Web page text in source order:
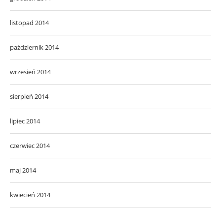
listopad 2014
październik 2014
wrzesień 2014
sierpień 2014
lipiec 2014
czerwiec 2014
maj 2014
kwiecień 2014